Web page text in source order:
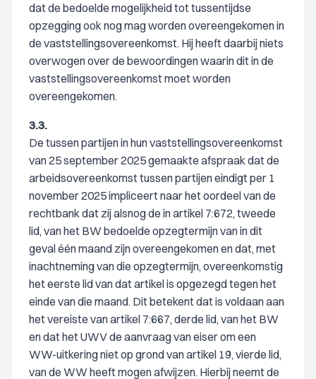
dat de bedoelde mogelijkheid tot tussentijdse
opzegging ook nog mag worden overeengekomen in
de vaststellingsovereenkomst. Hij heeft daarbij niets
overwogen over de bewoordingen waarin dit in de
vaststellingsovereenkomst moet worden
overeengekomen.
3.3.
De tussen partijen in hun vaststellingsovereenkomst
van 25 september 2025 gemaakte afspraak dat de
arbeidsovereenkomst tussen partijen eindigt per 1
november 2025 impliceert naar het oordeel van de
rechtbank dat zij alsnog de in artikel 7:672, tweede
lid, van het BW bedoelde opzegtermijn van in dit
geval één maand zijn overeengekomen en dat, met
inachtneming van die opzegtermijn, overeenkomstig
het eerste lid van dat artikel is opgezegd tegen het
einde van die maand. Dit betekent dat is voldaan aan
het vereiste van artikel 7:667, derde lid, van het BW
en dat het UWV de aanvraag van eiser om een
WW-uitkering niet op grond van artikel 19, vierde lid,
van de WW heeft mogen afwijzen. Hierbij neemt de